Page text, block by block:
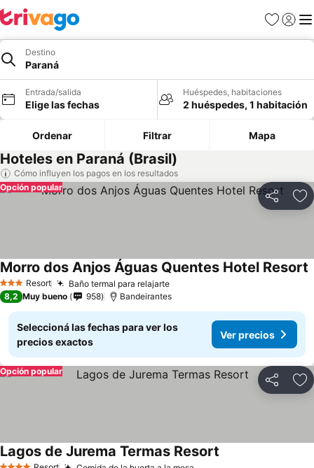
Favoritos
Iniciar
Destino
Paraná
Entrada/salida
Elige las fechas
Huéspedes, habitaciones
2 huéspedes, 1 habitación
Ordenar Filtrar Mapa
Hoteles en Paraná (Brasil)
Cómo influyen los pagos en los resultados
Compartir
Opción popular
3 EstrellasResort Baño termal para relajarte
Morro dos Anjos Águas Quentes Hotel Resort
8,2 Muy bueno 958 Bandeirantes
Seleccioná las fechas para ver los
precios exactos
Ver precios
Compartir
Opción popular
Lagos de Jurema Termas Resort